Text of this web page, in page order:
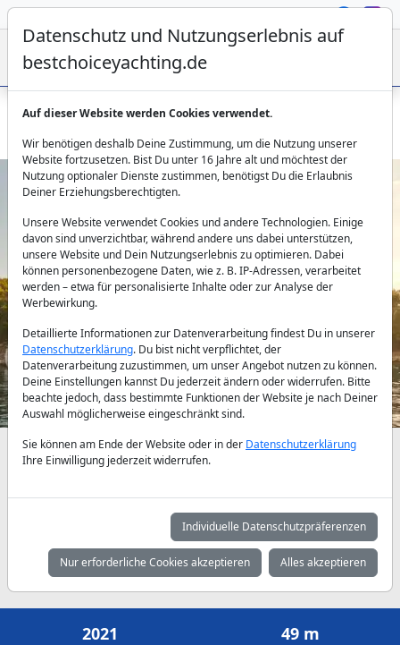
Luxus Motorsegler Anima Maris – 49 m Charter ab Split
Previous Next
Verfügbarkeiten und Tagespreise nach Absprache
Mai Juni
14.290 €
Juli
15.715 €
August
15.715 €
September
14.290 €
Oktober
14.290 €
2021 49 m
Datenschutz und Nutzungserlebnis auf
bestchoiceyachting.de
Auf dieser Website werden Cookies verwendet.
Wir benötigen deshalb Deine Zustimmung, um die Nutzung unserer
Website fortzusetzen. Bist Du unter 16 Jahre alt und möchtest der
Nutzung optionaler Dienste zustimmen, benötigst Du die Erlaubnis
Deiner Erziehungsberechtigten.
Unsere Website verwendet Cookies und andere Technologien. Einige
davon sind unverzichtbar, während andere uns dabei unterstützen,
unsere Website und Dein Nutzungserlebnis zu optimieren. Dabei
können personenbezogene Daten, wie z. B. IP-Adressen, verarbeitet
werden – etwa für personalisierte Inhalte oder zur Analyse der
Werbewirkung.
Detaillierte Informationen zur Datenverarbeitung findest Du in unserer
Datenschutzerklärung. Du bist nicht verpflichtet, der
Datenverarbeitung zuzustimmen, um unser Angebot nutzen zu können.
Deine Einstellungen kannst Du jederzeit ändern oder widerrufen. Bitte
beachte jedoch, dass bestimmte Funktionen der Website je nach Deiner
Auswahl möglicherweise eingeschränkt sind.
Sie können am Ende der Website oder in der Datenschutzerklärung
Ihre Einwilligung jederzeit widerrufen.
Individuelle Datenschutzpräferenzen
Nur erforderliche Cookies akzeptieren Alles akzeptieren